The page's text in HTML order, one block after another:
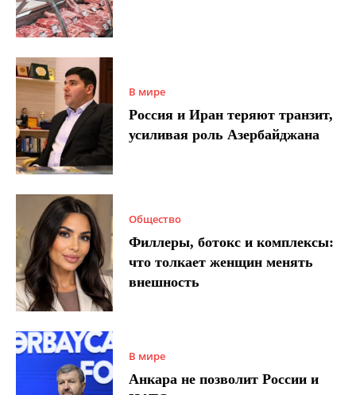
В мире
Россия и Иран теряют транзит,
усиливая роль Азербайджана
Общество
Филлеры, ботокс и комплексы:
что толкает женщин менять
внешность
В мире
Анкара не позволит России и